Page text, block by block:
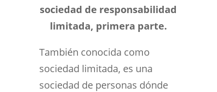
sociedad de responsabilidad
limitada, primera parte.
También conocida como
sociedad limitada, es una
sociedad de personas dónde